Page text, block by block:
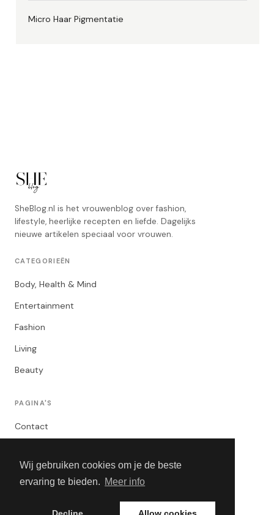
Wij gebruiken cookies om je de beste
ervaring te bieden. Meer info
Micro Haar Pigmentatie
SheBlog.nl is het vrouwenblog over fashion,
lifestyle, heerlijke recepten en liefde. Dagelijks
nieuwe artikelen speciaal voor vrouwen.
CATEGORIEËN
Body, Health & Mind
Entertainment
Fashion
Living
Beauty
PAGINA'S
Contact
Algemene Voorwaarden
Adverteren